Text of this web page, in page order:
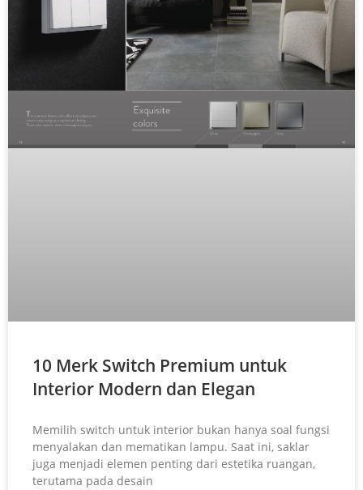
10 Merk Switch Premium untuk
Interior Modern dan Elegan
Memilih switch untuk interior bukan hanya soal fungsi
menyalakan dan mematikan lampu. Saat ini, saklar
juga menjadi elemen penting dari estetika ruangan,
terutama pada desain